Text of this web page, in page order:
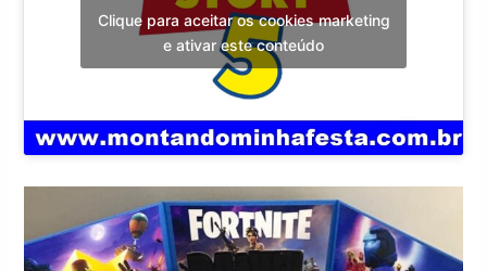
Clique para aceitar os cookies marketing
e ativar este conteúdo